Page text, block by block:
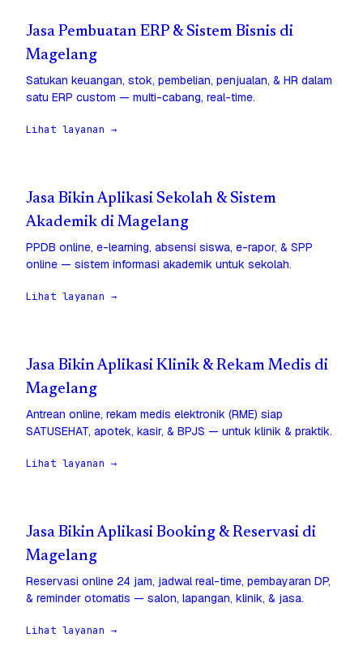
Jasa Pembuatan ERP & Sistem Bisnis di
Magelang
Satukan keuangan, stok, pembelian, penjualan, & HR dalam
satu ERP custom — multi-cabang, real-time.
Lihat layanan →
Jasa Bikin Aplikasi Sekolah & Sistem
Akademik di Magelang
PPDB online, e-learning, absensi siswa, e-rapor, & SPP
online — sistem informasi akademik untuk sekolah.
Lihat layanan →
Jasa Bikin Aplikasi Klinik & Rekam Medis di
Magelang
Antrean online, rekam medis elektronik (RME) siap
SATUSEHAT, apotek, kasir, & BPJS — untuk klinik & praktik.
Lihat layanan →
Jasa Bikin Aplikasi Booking & Reservasi di
Magelang
Reservasi online 24 jam, jadwal real-time, pembayaran DP,
& reminder otomatis — salon, lapangan, klinik, & jasa.
Lihat layanan →